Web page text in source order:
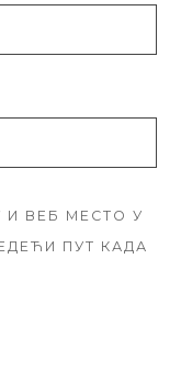
И ВЕБ МЕСТО У
ПУТ КАДА